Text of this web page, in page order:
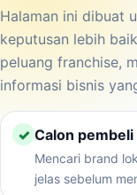
Halaman ini dibuat
keputusan lebih
peluang franchise,
informasi bisnis
✓ Calon pembeli
Mencari brand
jelas sebelum